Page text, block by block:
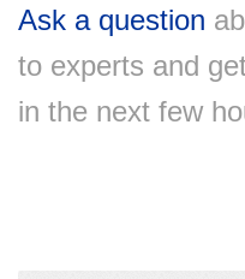
Ask a question
to experts and
in the next few